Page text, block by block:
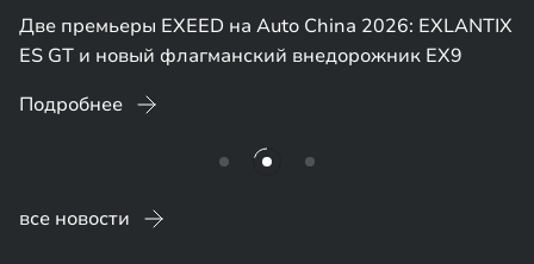
Две премьеры EXEED на Auto China 2026: EXLANTIX
ES GT и новый флагманский внедорожник EX9
Подробнее
все новости